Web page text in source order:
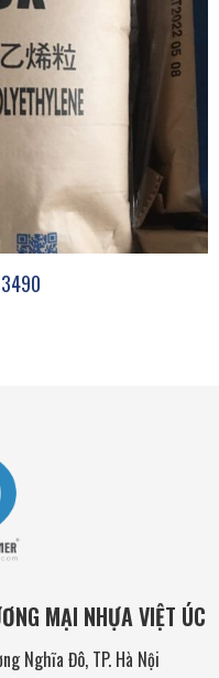
MẠI NHỰA VIỆT ÚC
Nghĩa Đô, TP. Hà Nội